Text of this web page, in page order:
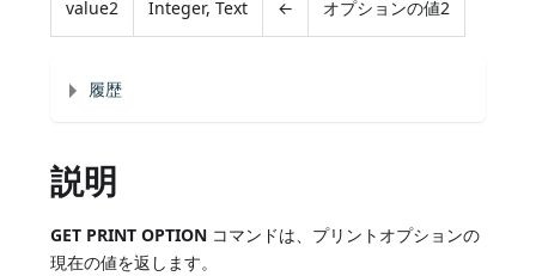
value2 Integer, Text ← オプションの値2
履歴
説明
GET PRINT OPTION コマンドは、プリントオプションの
現在の値を返します。